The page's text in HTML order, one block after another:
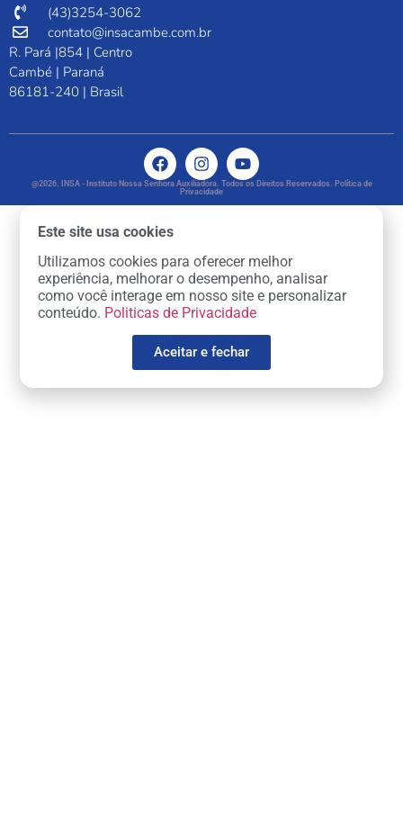
(43)3254-3062
contato@insacambe.com.br
R. Pará |854 | Centro
Cambé | Paraná
86181-240 | Brasil
@2026. INSA - Instituto Nossa Senhora Auxiliadora. Todos os Direitos Reservados. Política de
Privacidade
Este site usa cookies
Utilizamos cookies para oferecer melhor
experiência, melhorar o desempenho, analisar
como você interage em nosso site e personalizar
conteúdo. Politicas de Privacidade
Aceitar e fechar